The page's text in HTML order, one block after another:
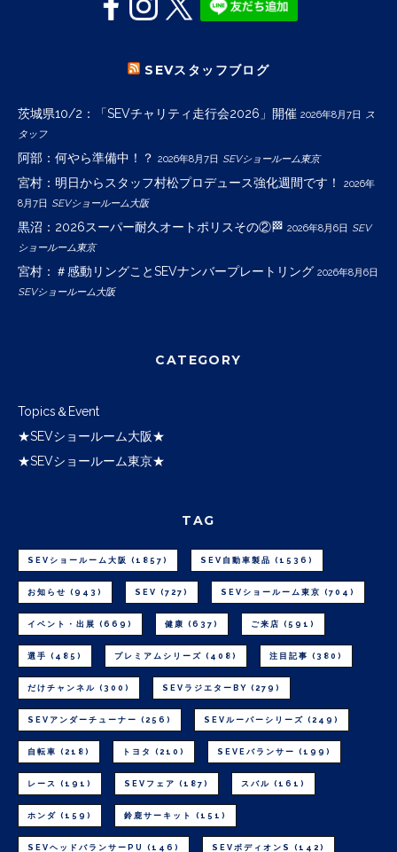
SEVスタッフブログ
茨城県10/2：「SEVチャリティ走行会2026」開催 2026年8月7日 ス
タッフ
阿部：何やら準備中！？ 2026年8月7日 SEVショールーム東京
宮村：明日からスタッフ村松プロデュース強化週間です！
2026年
8月7日 SEVショールーム大阪
黒沼：2026スーパー耐久オートポリスその②🏁 2026年8月6日 SEV
ショールーム東京
宮村：＃感動リングことSEVナンバープレートリング 2026年8月6日
SEVショールーム大阪
CATEGORY
Topics＆Event
★SEVショールーム大阪★
★SEVショールーム東京★
TAG
SEVショールーム大阪 (1857) SEV自動車製品 (1536)
お知らせ (943) SEV (727) SEVショールーム東京 (704)
イベント・出展 (669) 健康 (637) ご来店 (591)
選手 (485) プレミアムシリーズ (408) 注目記事 (380)
だけチャンネル (300) SEVラジエターBY (279)
SEVアンダーチューナー (256) SEVルーパーシリーズ (249)
自転車 (218) トヨタ (210) SEVEバランサー (199)
レース (191) SEVフェア (187) スバル (161)
ホンダ (159) 鈴鹿サーキット (151)
SEVヘッドバランサーPU (146) SEVボディオンS (142)